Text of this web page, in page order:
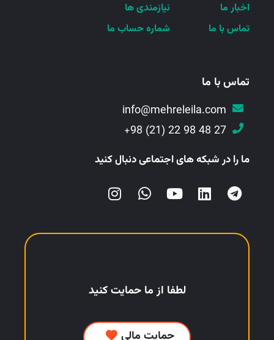
اخبار ما
تماس با ما
نیازمندی ها
شماره حساب ما
تماس با ما
info@mehreleila.com
27 48 98 22 (21) 98+
ما را در شبکه های اجتماعی دنبال کنید
لطفا از ما حمایت کنید
حمایت مالی